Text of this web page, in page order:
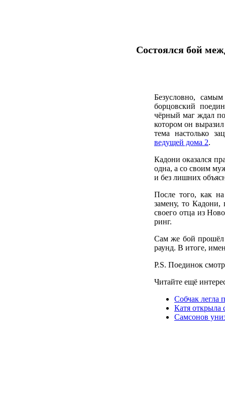
Состоялся бой
Безусловно,
борцовский
чёрный маг ждал
котором он
тема настолько
ведущей дома 2.
Кадони оказался
одна, а со своим
и без лишних
После того, как
замену, то Кадони,
своего отца из
ринг.
Сам же бой прошёл
раунд. В итоге,
P.S. Поединок
Читайте ещё
Собчак легла
Катя открыла
Самсонов